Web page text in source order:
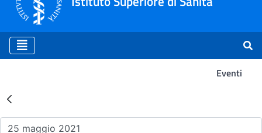
Eventi
Risultati della Ricerca -